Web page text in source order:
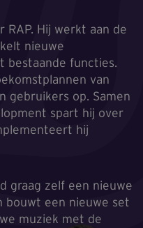
RAP. Hij werkt aan de
nieuwe
functies.
van
gebruikers op. Samen
spart hij over
hij
graag zelf een nieuwe
bouwt een nieuwe set
muziek met de